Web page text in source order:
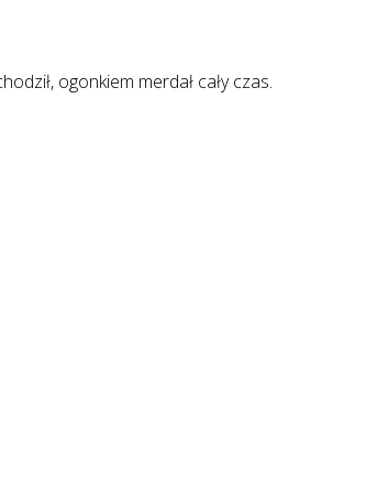
ogonkiem merdał cały czas.